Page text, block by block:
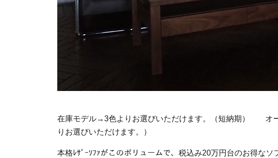
在庫モデル→3色よりお選びいただけます。（短納期） オ
りお選びいただけます。）
本格ﾚｻﾞｰｿﾌｧがこのボリュームで、税込み20万円台のお得な